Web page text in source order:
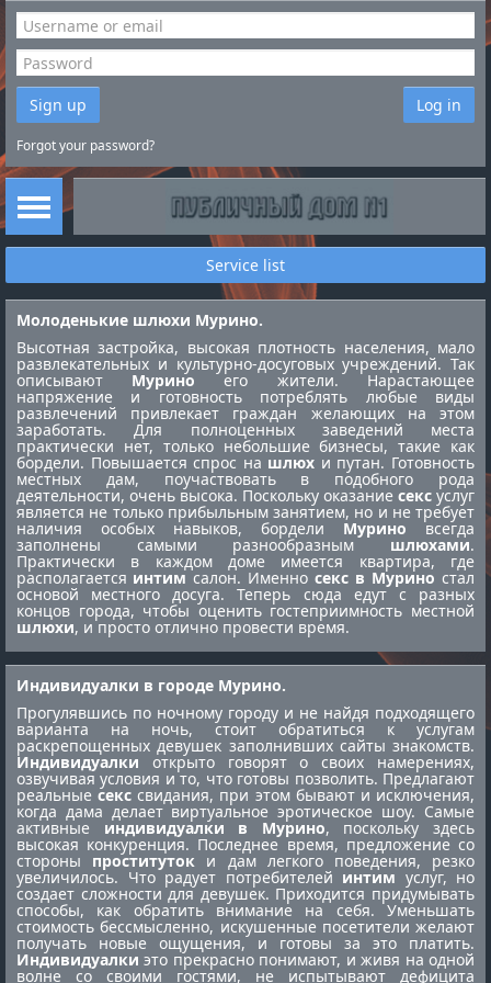
Sign up Log in
Forgot your password?
Service list
Молоденькие шлюхи Мурино.
Высотная застройка, высокая плотность населения, мало
развлекательных и культурно-досуговых учреждений. Так
описывают Мурино его жители. Нарастающее
напряжение и готовность потреблять любые виды
развлечений привлекает граждан желающих на этом
заработать. Для полноценных заведений места
практически нет, только небольшие бизнесы, такие как
бордели. Повышается спрос на шлюх и путан. Готовность
местных дам, поучаствовать в подобного рода
деятельности, очень высока. Поскольку оказание секс услуг
является не только прибыльным занятием, но и не требует
наличия особых навыков, бордели Мурино всегда
заполнены самыми разнообразным шлюхами.
Практически в каждом доме имеется квартира, где
располагается интим салон. Именно секс в Мурино стал
основой местного досуга. Теперь сюда едут с разных
концов города, чтобы оценить гостеприимность местной
шлюхи, и просто отлично провести время.
Индивидуалки в городе Мурино.
Прогулявшись по ночному городу и не найдя подходящего
варианта на ночь, стоит обратиться к услугам
раскрепощенных девушек заполнивших сайты знакомств.
Индивидуалки открыто говорят о своих намерениях,
озвучивая условия и то, что готовы позволить. Предлагают
реальныесекс свидания, при этом бывают и исключения,
когда дама делает виртуальное эротическое шоу. Самые
активные индивидуалки в Мурино, поскольку здесь
высокая конкуренция. Последнее время, предложение со
стороны проституток и дам легкого поведения, резко
увеличилось. Что радует потребителей интим услуг, но
создает сложности для девушек. Приходится придумывать
способы, как обратить внимание на себя. Уменьшать
стоимость бессмысленно, искушенные посетители желают
получать новые ощущения, и готовы за это платить.
Индивидуалки это прекрасно понимают, и живя на одной
волне со своими гостями, не испытывают дефицита